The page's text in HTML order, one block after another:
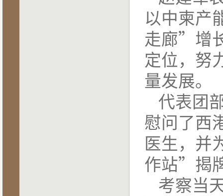
以中柬产
走廊”增
定位，努
量发展。
代表团
慰问了西
医生，并
作站”揭
考察当